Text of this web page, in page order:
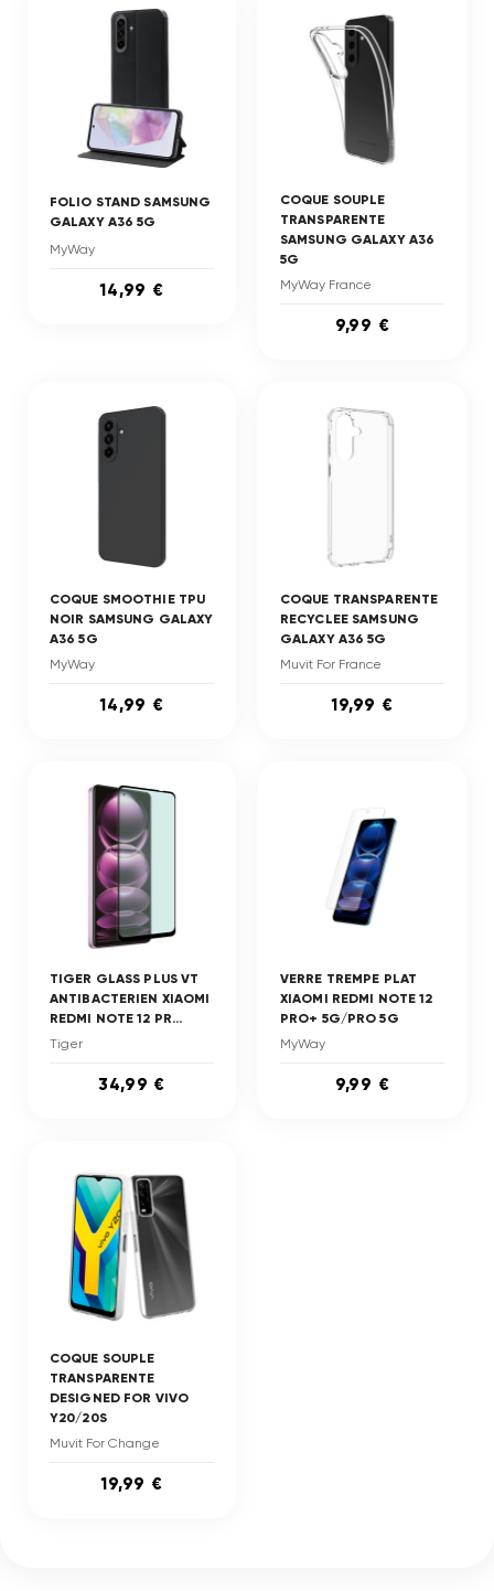
FOLIO STAND SAMSUNG
GALAXY A36 5G
MyWay
14,99 €
COQUE SOUPLE
TRANSPARENTE
SAMSUNG GALAXY A36
5G
MyWay France
9,99 €
COQUE SMOOTHIE TPU
NOIR SAMSUNG GALAXY
A36 5G
MyWay
14,99 €
COQUE TRANSPARENTE
RECYCLEE SAMSUNG
GALAXY A36 5G
Muvit For France
19,99 €
TIGER GLASS PLUS VT
ANTIBACTERIEN XIAOMI
REDMI NOTE 12 PR...
Tiger
34,99 €
VERRE TREMPE PLAT
XIAOMI REDMI NOTE 12
PRO+ 5G/PRO 5G
MyWay
9,99 €
COQUE SOUPLE
TRANSPARENTE
DESIGNED FOR VIVO
Y20/20S
Muvit For Change
19,99 €